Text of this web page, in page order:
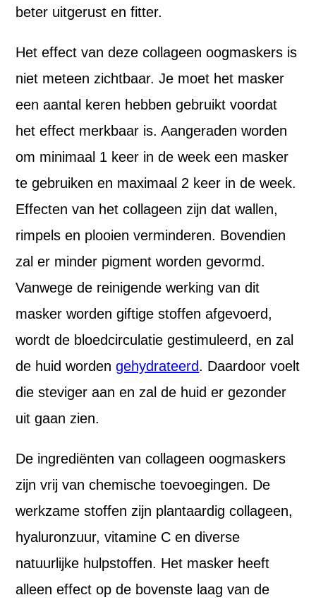
beter uitgerust en fitter.
Het effect van deze collageen oogmaskers is
niet meteen zichtbaar. Je moet het masker
een aantal keren hebben gebruikt voordat
het effect merkbaar is. Aangeraden worden
om minimaal 1 keer in de week een masker
te gebruiken en maximaal 2 keer in de week.
Effecten van het collageen zijn dat wallen,
rimpels en plooien verminderen. Bovendien
zal er minder pigment worden gevormd.
Vanwege de reinigende werking van dit
masker worden giftige stoffen afgevoerd,
wordt de bloedcirculatie gestimuleerd, en zal
de huid wordengehydrateerd. Daardoor voelt
die steviger aan en zal de huid er gezonder
uit gaan zien.
De ingrediënten van collageen oogmaskers
zijn vrij van chemische toevoegingen. De
werkzame stoffen zijn plantaardig collageen,
hyaluronzuur, vitamine C en diverse
natuurlijke hulpstoffen. Het masker heeft
alleen effect op de bovenste laag van de